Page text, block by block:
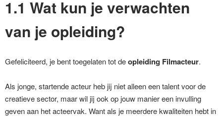
1.1 Wat kun je verwachten
van je opleiding?
Gefeliciteerd, je bent toegelaten tot deopleiding Filmacteur.
Als jonge, startende acteur heb jij niet alleen een talent voor de
creatieve sector, maar wil jij ook op jouw manier een invulling
geven aan het acteervak. Want als je meerdere kwaliteiten hebt in